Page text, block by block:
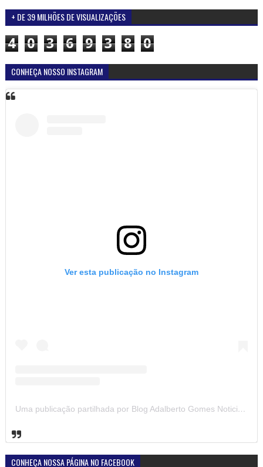
+ DE 39 MILHÕES DE VISUALIZAÇÕES
4 0 3 6 9 3 8 0
CONHEÇA NOSSO INSTAGRAM
Ver esta publicação no Instagram
Uma publicação partilhada por Blog Adalberto Gomes Noticias (@blogadalbertogomesnoticiass)
CONHEÇA NOSSA PÁGINA NO FACEBOOK